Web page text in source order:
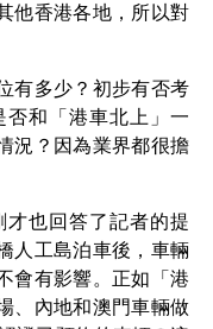
他香港各地，所以對
有多少？初步有否考
和「港車北上」一
況？因為業界都很擔
也回答了記者的提
人工島泊車後，車輛
會有影響。正如「港
、內地和澳門車輛做